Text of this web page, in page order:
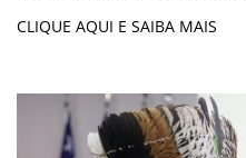
CLIQUE AQUI E SAIBA MAIS